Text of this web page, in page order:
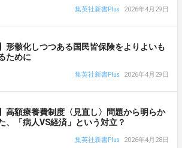
集英社新書Plus 2026年4月29日
形骸化しつつある国民皆保険をよりよいも
ために
集英社新書Plus 2026年4月29日
高額療養費制度〈見直し〉問題から明らか
、「病人VS経済」という対立？
集英社新書Plus 2026年4月28日